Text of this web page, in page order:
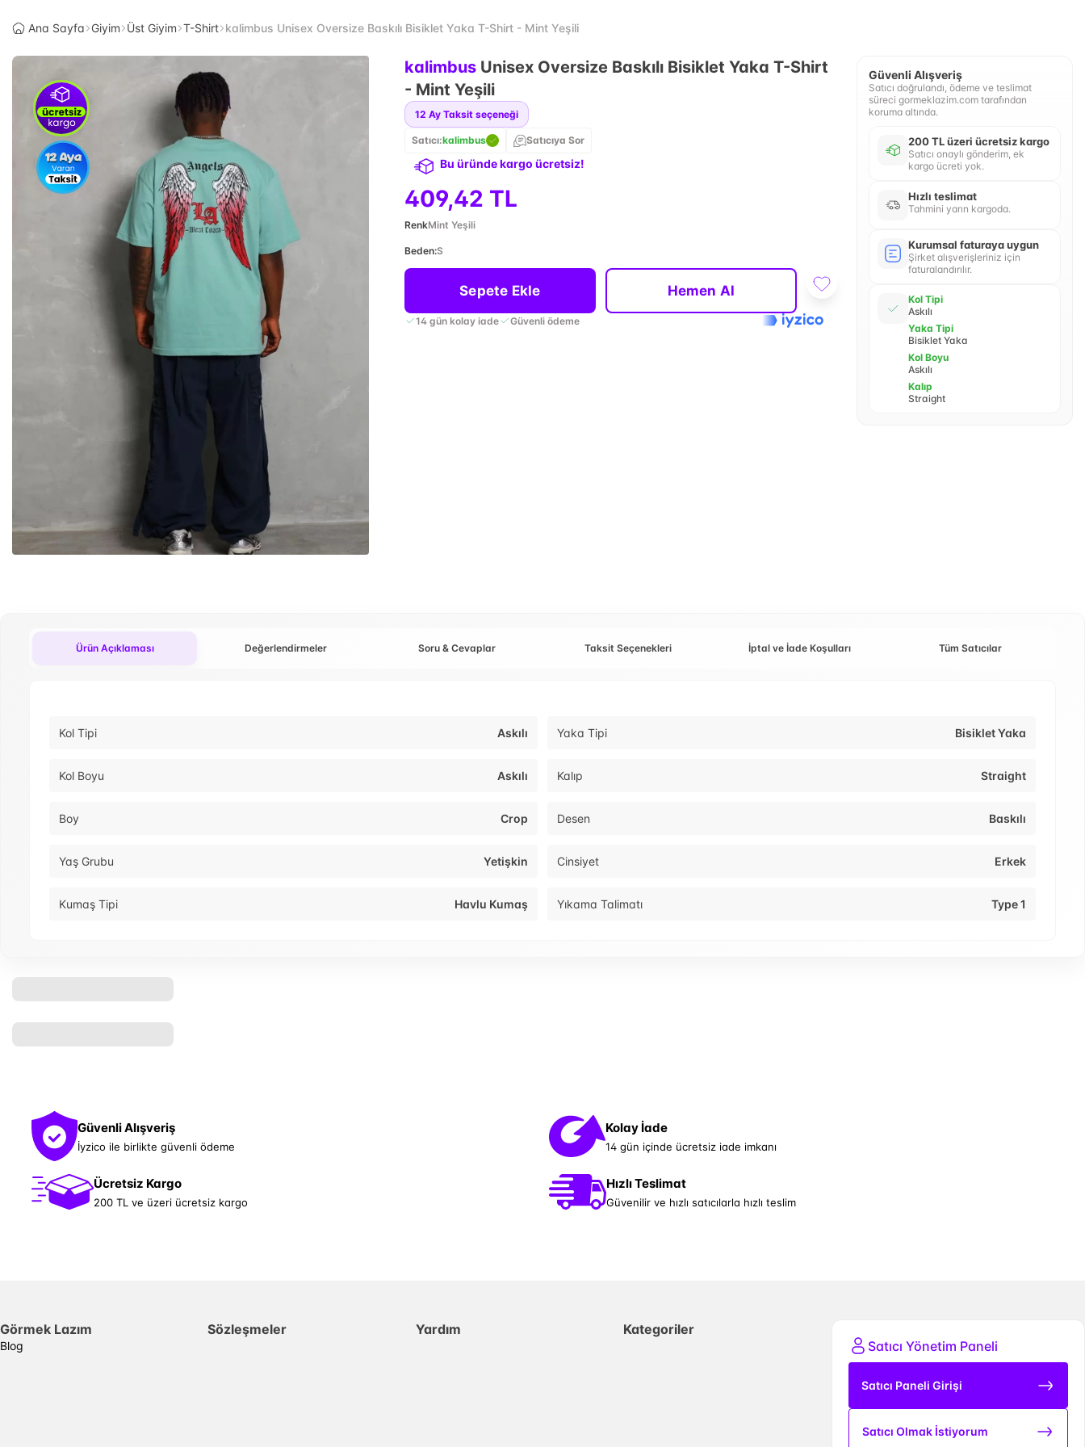
Ana Sayfa Giyim Üst Giyim T-Shirt kalimbus Unisex Oversize Baskılı Bisiklet Yaka T-Shirt - Mint Yeşili
kalimbus Unisex Oversize Baskılı Bisiklet Yaka T-Shirt
- Mint Yeşili
12 Ay Taksit seçeneği
Satıcı:kalimbus Satıcıya Sor
Bu üründe kargo ücretsiz!
409,42 TL
RenkMint Yeşili
Beden:S
Sepete Ekle Hemen Al
14 gün kolay iade Güvenli ödeme
Güvenli Alışveriş
Satıcı doğrulandı, ödeme ve teslimat
süreci gormeklazim.com tarafından
koruma altında.
200 TL üzeri ücretsiz kargo
Satıcı onaylı gönderim, ek
kargo ücreti yok.
Hızlı teslimat
Tahmini yarın kargoda.
Kurumsal faturaya uygun
Şirket alışverişleriniz için
faturalandırılır.
Kol Tipi
Askılı
Yaka Tipi
Bisiklet Yaka
Kol Boyu
Askılı
Kalıp
Straight
Ürün Açıklaması Değerlendirmeler Soru & Cevaplar Taksit Seçenekleri İptal ve İade Koşulları Tüm Satıcılar
Kol Tipi Askılı Yaka Tipi Bisiklet Yaka
Kol Boyu Askılı Kalıp Straight
Boy Crop Desen Baskılı
Yaş Grubu Yetişkin Cinsiyet Erkek
Kumaş Tipi Havlu Kumaş Yıkama Talimatı Type 1
Güvenli Alışveriş
İyzico ile birlikte güvenli ödeme
Kolay İade
14 gün içinde ücretsiz iade imkanı
Ücretsiz Kargo
200 TL ve üzeri ücretsiz kargo
Hızlı Teslimat
Güvenilir ve hızlı satıcılarla hızlı teslim
Görmek Lazım
Blog
Sözleşmeler Yardım
Kategoriler
Satıcı Yönetim Paneli
Satıcı Paneli Girişi
Satıcı Olmak İstiyorum